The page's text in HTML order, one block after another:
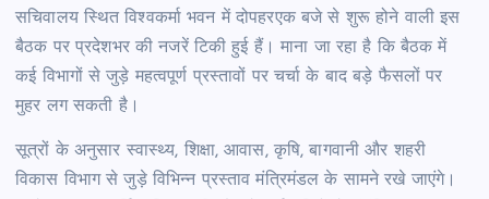
सचिवालय स्थित विश्वकर्मा भवन में दोपहरएक बजे से शुरू होने वाली इस
बैठक पर प्रदेशभर की नजरें टिकी हुई हैं। माना जा रहा है कि बैठक में
कई विभागों से जुड़े महत्वपूर्ण प्रस्तावों पर चर्चा के बाद बड़े फैसलों पर
मुहर लग सकती है।
सूत्रों के अनुसार स्वास्थ्य, शिक्षा, आवास, कृषि, बागवानी और शहरी
विकास विभाग से जुड़े विभिन्न प्रस्ताव मंत्रिमंडल के सामने रखे जाएंगे।